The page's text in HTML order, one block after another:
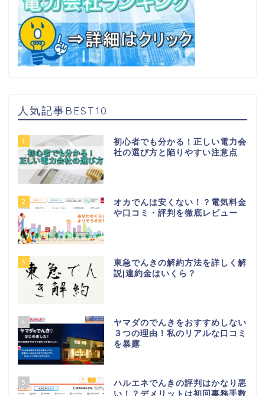
人気記事BEST10
1
初心者でも分かる！正しい電力会
社の選び方と陥りやすい注意点
2
オカでんは安くない！？電気料金
や口コミ・評判を徹底レビュー
3
東急でんきの解約方法を詳しく解
説|違約金はいくら？
4
ヤマダのでんきをおすすめしない
３つの理由！私のリアルな口コミ
を暴露
5
ハルエネでんきの評判はかなり悪
い！？デメリットは初回事務手数